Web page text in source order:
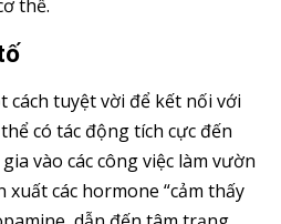
thể.
cách tuyệt vời để kết nối với
có tác động tích cực đến
vào các công việc làm vườn
các hormone “cảm thấy